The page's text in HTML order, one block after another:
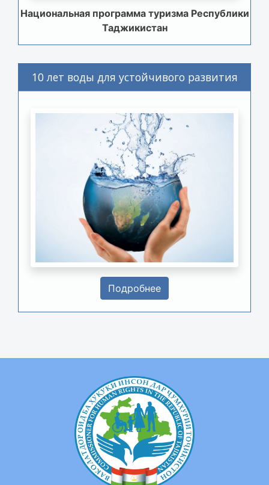
Национальная программа туризма Республики
Таджикистан
10 лет воды для устойчивого развития
Подробнее